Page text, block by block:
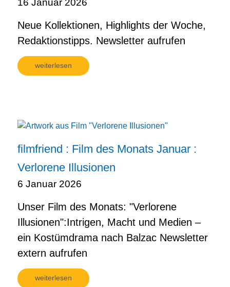
16 Januar 2026
Neue Kollektionen, Highlights der Woche,
Redaktionstipps. Newsletter aufrufen
weiterlesen
filmfriend : Film des Monats Januar :
Verlorene Illusionen
6 Januar 2026
Unser Film des Monats: "Verlorene
Illusionen":Intrigen, Macht und Medien –
ein Kostümdrama nach Balzac Newsletter
extern aufrufen
weiterlesen